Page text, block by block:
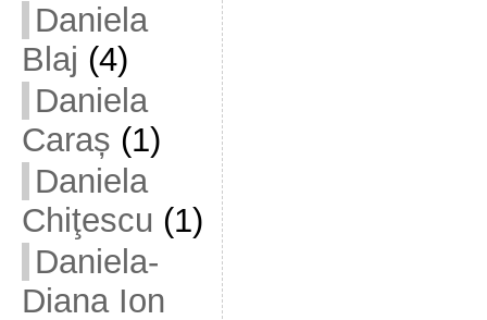
Daniela
Blaj (4)
Daniela
Caraș (1)
Daniela
Chiţescu (1)
Daniela-
Diana Ion